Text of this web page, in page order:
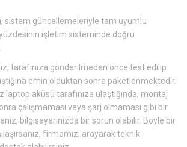
sistem güncellemeleriyle tam uyumlu
yüzdesinin işletim sisteminde doğru
tarafınıza gönderilmeden önce test edilip
emin olduktan sonra paketlenmektedir.
laptop aküsü tarafınıza ulaştığında, montaj
çalışmaması veya şarj olmaması gibi bir
bilgisayarınızda bir sorun olabilir. Böyle bir
firmamızı arayarak teknik